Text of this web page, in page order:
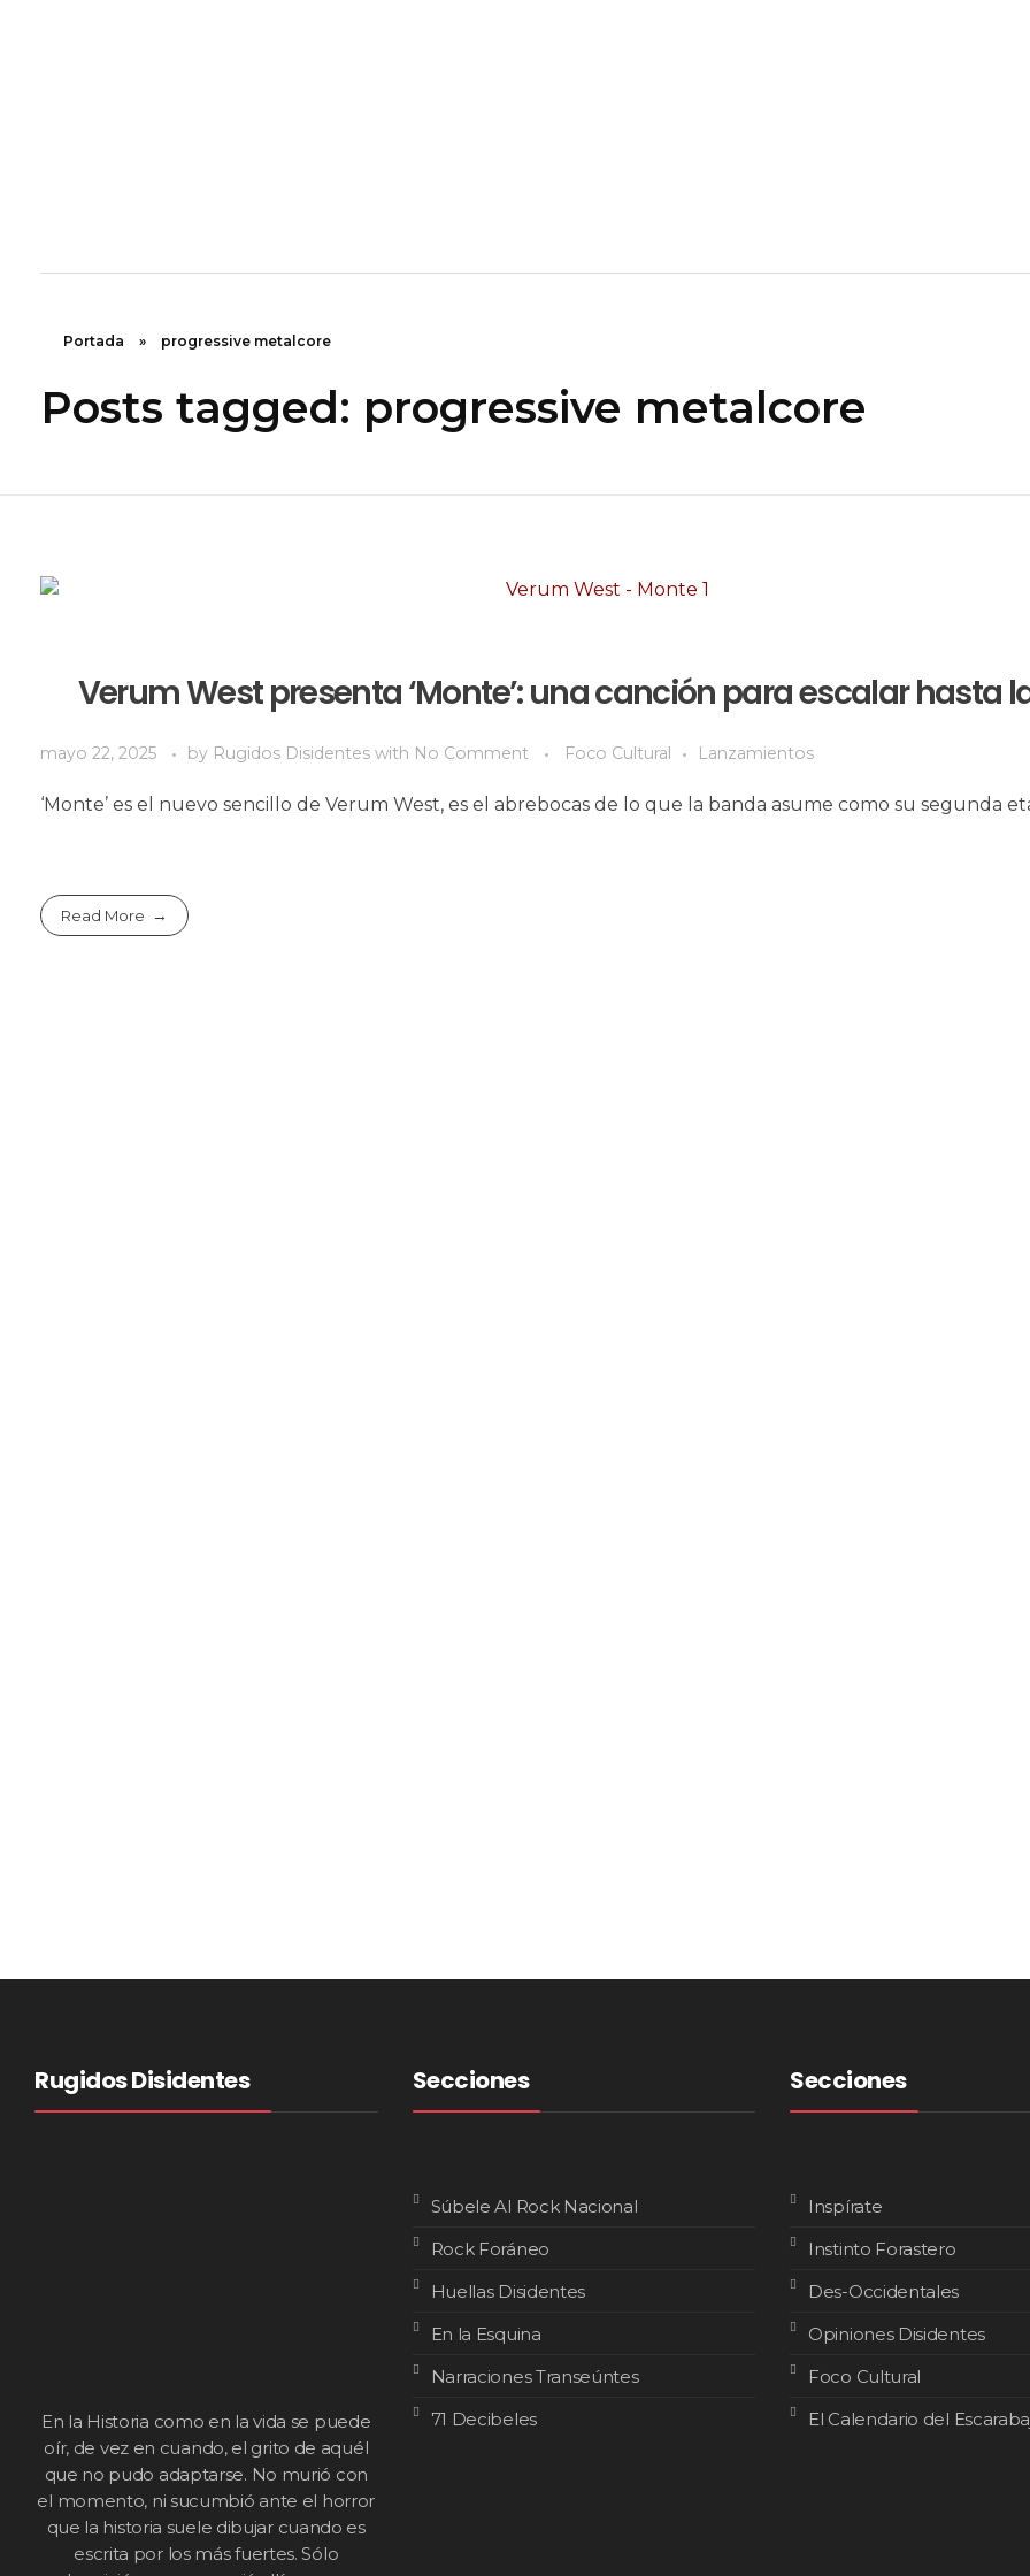
Portada » progressive metalcore
Posts tagged: progressive metalcore
Verum West presenta ‘Monte’: una canción para escalar hasta
mayo 22, 2025 by Rugidos Disidentes with No Comment Foco Cultural Lanzamientos
‘Monte’ es el nuevo sencillo de Verum West, es el abrebocas de lo que la banda asume como su segunda
Read More
Rugidos Disidentes
En la Historia como en la vida se puede
oír, de vez en cuando, el grito de aquél
que no pudo adaptarse. No murió con
el momento, ni sucumbió ante el horror
que la historia suele dibujar cuando es
escrita por los más fuertes. Sólo
Secciones
Súbele Al Rock Nacional
Rock Foráneo
Huellas Disidentes
En la Esquina
Narraciones Transeúntes
71 Decibeles
Secciones
Inspírate
Instinto Forastero
Des-Occidentales
Opiniones Disidentes
Foco Cultural
El Calendario del